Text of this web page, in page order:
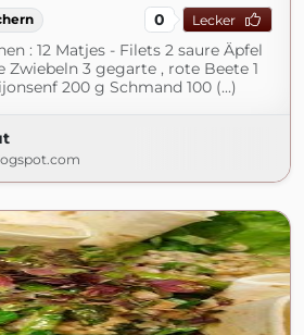
0 Lecker
: 12 Matjes - Filets 2 saure Äpfel
Zwiebeln 3 gegarte , rote Beete 1
200 g Schmand 100 (...)